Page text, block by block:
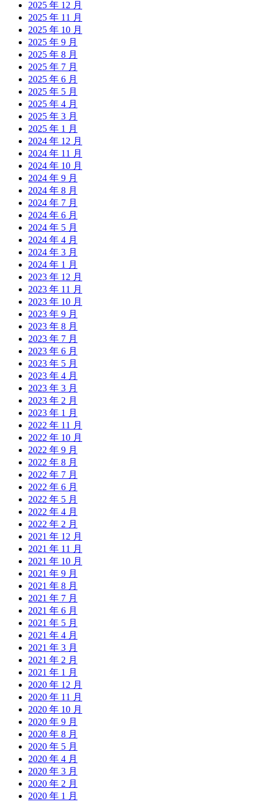
2025 年 12 月
2025 年 11 月
2025 年 10 月
2025 年 9 月
2025 年 8 月
2025 年 7 月
2025 年 6 月
2025 年 5 月
2025 年 4 月
2025 年 3 月
2025 年 1 月
2024 年 12 月
2024 年 11 月
2024 年 10 月
2024 年 9 月
2024 年 8 月
2024 年 7 月
2024 年 6 月
2024 年 5 月
2024 年 4 月
2024 年 3 月
2024 年 1 月
2023 年 12 月
2023 年 11 月
2023 年 10 月
2023 年 9 月
2023 年 8 月
2023 年 7 月
2023 年 6 月
2023 年 5 月
2023 年 4 月
2023 年 3 月
2023 年 2 月
2023 年 1 月
2022 年 11 月
2022 年 10 月
2022 年 9 月
2022 年 8 月
2022 年 7 月
2022 年 6 月
2022 年 5 月
2022 年 4 月
2022 年 2 月
2021 年 12 月
2021 年 11 月
2021 年 10 月
2021 年 9 月
2021 年 8 月
2021 年 7 月
2021 年 6 月
2021 年 5 月
2021 年 4 月
2021 年 3 月
2021 年 2 月
2021 年 1 月
2020 年 12 月
2020 年 11 月
2020 年 10 月
2020 年 9 月
2020 年 8 月
2020 年 5 月
2020 年 4 月
2020 年 3 月
2020 年 2 月
2020 年 1 月